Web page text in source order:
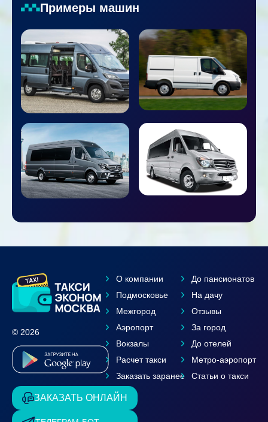
Примеры машин
© 2026
О компании
Подмосковье
Межгород
Аэропорт
Вокзалы
Расчет такси
Заказать заранее
До пансионатов
На дачу
Отзывы
За город
До отелей
Метро-аэропорт
Статьи о такси
ЗАКАЗАТЬ ОНЛАЙН